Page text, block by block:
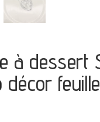
à dessert
décor feuille